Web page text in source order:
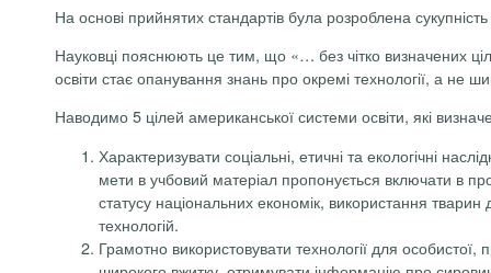
На основі прийнятих стандартів була розроблена
Науковці пояснюють це тим, що «… без чітко визначених
освіти стає опанування знань про окремі технології, а не
Наводимо 5 цілей американської системи освіти, які
Характеризувати соціальні, етичні та екологічні
мети в учбовий матеріал пропонується включати в
статусу національних економік, використання тварин
технологій.
Грамотно використовувати технології для